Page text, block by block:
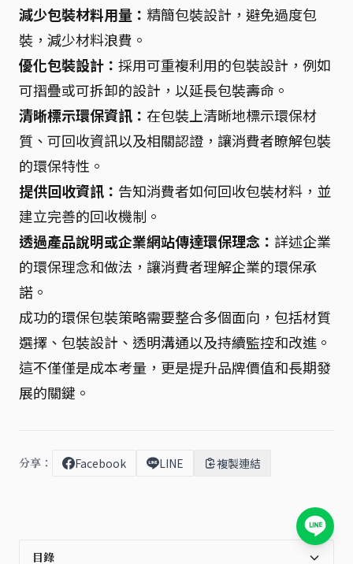
減少包裝材料用量： 精簡包裝設計，避免過度包
裝，減少材料浪費。
優化包裝設計： 採用可重複利用的包裝設計，例如
可摺疊或可拆卸的設計，以延長包裝壽命。
清晰標示環保資訊： 在包裝上清晰地標示環保材
質、可回收資訊以及相關認證，讓消費者瞭解包裝
的環保特性。
提供回收資訊： 告知消費者如何回收包裝材料，並
建立完善的回收機制。
透過產品說明或企業網站傳達環保理念： 詳述企業
的環保理念和做法，讓消費者理解企業的環保承
諾。
成功的環保包裝策略需要整合多個面向，包括材質
選擇、包裝設計、透明溝通以及持續監控和改進。
這不僅僅是成本考量，更是提升品牌價值和長期發
展的關鍵。
分享： Facebook LINE 複製連結
目錄